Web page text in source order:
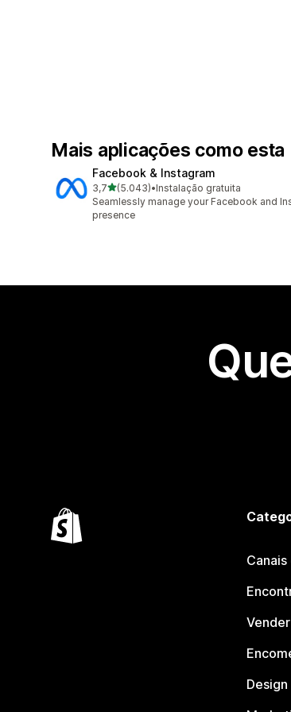
Mais aplicações como esta
Facebook & Instagram
3,7de 5 estrelas
(5.043)
5043 total de avaliações
•Instalação gratuita
Seamlessly manage your Facebook and
presence